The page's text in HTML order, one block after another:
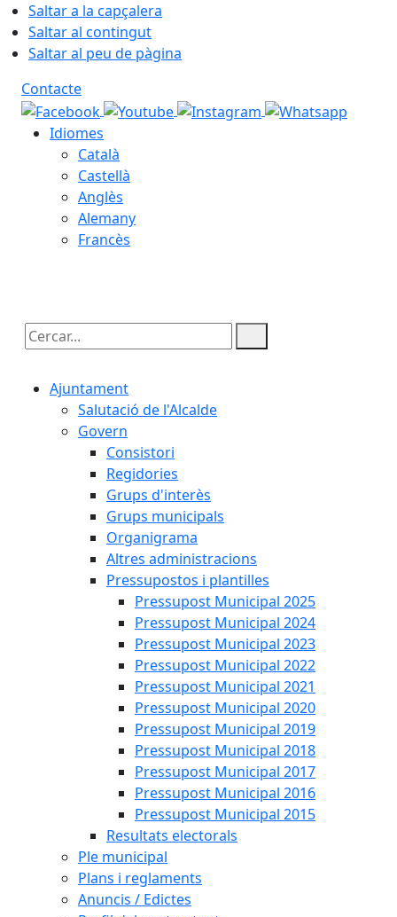
Saltar a la capçalera
Saltar al contingut
Saltar al peu de pàgina
Contacte
Idiomes
Català
Castellà
Anglès
Alemany
Francès
Cercar:
Ajuntament
Salutació de l'Alcalde
Govern
Consistori
Regidories
Grups d'interès
Grups municipals
Organigrama
Altres administracions
Pressupostos i plantilles
Pressupost Municipal 2025
Pressupost Municipal 2024
Pressupost Municipal 2023
Pressupost Municipal 2022
Pressupost Municipal 2021
Pressupost Municipal 2020
Pressupost Municipal 2019
Pressupost Municipal 2018
Pressupost Municipal 2017
Pressupost Municipal 2016
Pressupost Municipal 2015
Resultats electorals
Ple municipal
Plans i reglaments
Anuncis / Edictes